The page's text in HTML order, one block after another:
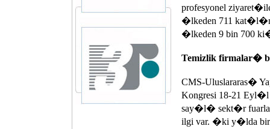
profesyonel
�lkeden 711
�lkeden 9 bin 700
Temizlik
CMS-Uluslararas�
Kongresi 18-21
say�l� sekt�r
ilgi var. �ki y�lda bir